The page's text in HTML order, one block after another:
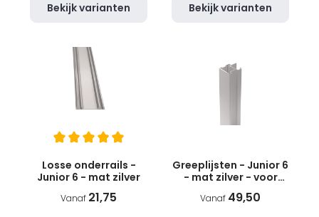
Bekijk varianten Bekijk varianten
Losse onderrails -
Junior 6 - mat zilver
Vanaf 21,75
Greeplijsten - Junior 6
- mat zilver - voor
18mm panelen
Vanaf 49,50